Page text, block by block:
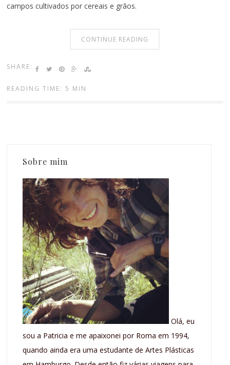
campos cultivados por cereais e grãos.
CONTINUE READING
SHARE:
READING TIME: 5 MIN
Sobre mim
Olá, eu
sou a Patricia e me apaixonei por Roma em 1994,
quando ainda era uma estudante de Artes Plásticas